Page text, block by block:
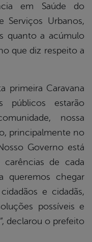
em Saúde do
Serviços Urbanos,
quanto a acúmulo
que diz respeito a
primeira Caravana
públicos estarão
nossa
principalmente no
Governo está
de cada
queremos chegar
e cidadãs,
possíveis e
declarou o prefeito